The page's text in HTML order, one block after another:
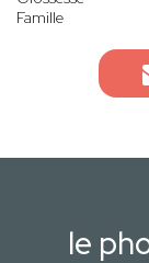
Famille
le